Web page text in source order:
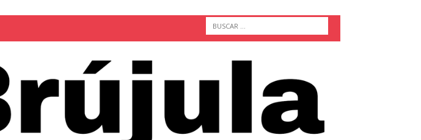
desaparece del territorio
y denuncian el